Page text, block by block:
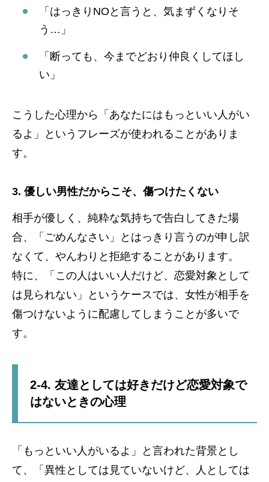
「はっきりNOと言うと、気まずくなりそ
う…」
「断っても、今までどおり仲良くしてほし
い」
こうした心理から「あなたにはもっといい人がい
るよ」というフレーズが使われることがありま
す。
3. 優しい男性だからこそ、傷つけたくない
相手が優しく、純粋な気持ちで告白してきた場
合、「ごめんなさい」とはっきり言うのが申し訳
なくて、やんわりと拒絶することがあります。
特に、「この人はいい人だけど、恋愛対象として
は見られない」というケースでは、女性が相手を
傷つけないように配慮してしまうことが多いで
す。
2-4. 友達としては好きだけど恋愛対象で
はないときの心理
「もっといい人がいるよ」と言われた背景とし
て、「異性としては見ていないけど、人としては